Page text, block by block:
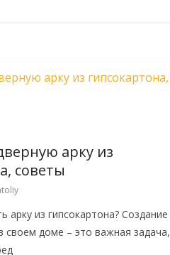
арку из
советы
арку из гипсокартона? Создание
доме – это важная задача,